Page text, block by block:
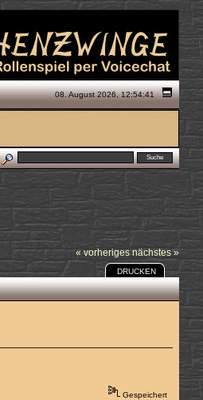
08. August 2026, 12:54:41
« vorheriges nächstes »
DRUCKEN
Gespeichert